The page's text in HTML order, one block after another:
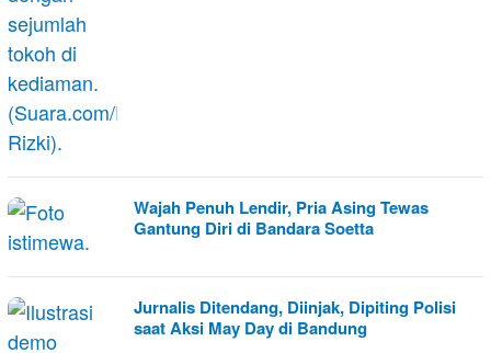
Wajah Penuh Lendir, Pria Asing Tewas
Gantung Diri di Bandara Soetta
Jurnalis Ditendang, Diinjak, Dipiting Polisi
saat Aksi May Day di Bandung